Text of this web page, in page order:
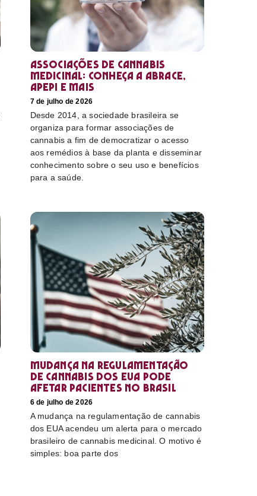
Associações de cannabis
medicinal: conheça a Abrace,
Apepi e mais
7 de julho de 2026
Desde 2014, a sociedade brasileira se
organiza para formar associações de
cannabis a fim de democratizar o acesso
aos remédios à base da planta e disseminar
conhecimento sobre o seu uso e benefícios
para a saúde.
Mudança na regulamentação
de cannabis dos EUA pode
afetar pacientes no Brasil
6 de julho de 2026
A mudança na regulamentação de cannabis
dos EUA acendeu um alerta para o mercado
brasileiro de cannabis medicinal. O motivo é
simples: boa parte dos